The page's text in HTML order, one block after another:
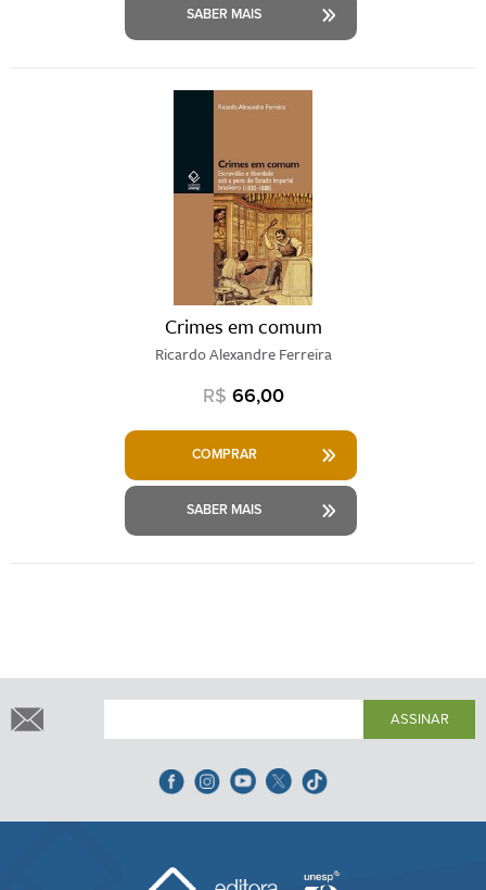
SABER MAIS
Crimes em comum
Ricardo Alexandre Ferreira
R$ 66,00
COMPRAR
SABER MAIS
ASSINAR